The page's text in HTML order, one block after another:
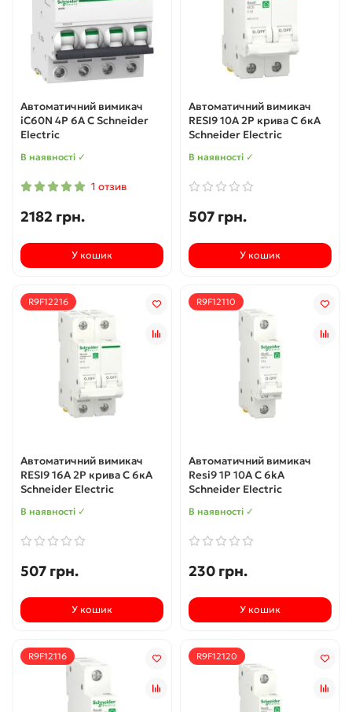
Автоматичний вимикач
iC60N 4P 6A C Schneider
Electric
В наявності ✓
1 отзив
2182 грн.
У кошик
Автоматичний вимикач
RESI9 10А 2P крива С 6кА
Schneider Electric
В наявності ✓
507 грн.
У кошик
R9F12216
Автоматичний вимикач
RESI9 16А 2P крива С 6кА
Schneider Electric
В наявності ✓
507 грн.
У кошик
R9F12110
Автоматичний вимикач
Resi9 1P 10A C 6kA
Schneider Electric
В наявності ✓
230 грн.
У кошик
R9F12116 R9F12120